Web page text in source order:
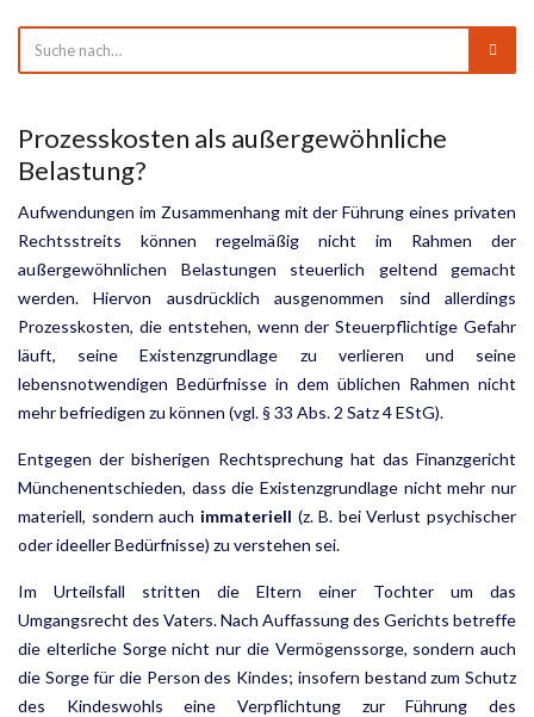
Prozesskosten als außergewöhnliche
Belastung?
Aufwendungen im Zusammenhang mit der Führung eines privaten
Rechtsstreits können regelmäßig nicht im Rahmen der
außergewöhnlichen Belastungen steuerlich geltend gemacht
werden. Hiervon ausdrücklich ausgenommen sind allerdings
Prozesskosten, die entstehen, wenn der Steuerpflichtige Gefahr
läuft, seine Existenzgrundlage zu verlieren und seine
lebensnotwendigen Bedürfnisse in dem üblichen Rahmen nicht
mehr befriedigen zu können (vgl. § 33 Abs. 2 Satz 4 EStG).
Entgegen der bisherigen Rechtsprechung hat das Finanzgericht
Münchenentschieden, dass die Existenz­grundlage nicht mehr nur
materiell, sondern auch immateriell (z. B. bei Verlust psychischer
oder ideeller Bedürfnisse) zu verstehen sei.
Im Urteilsfall stritten die Eltern einer Tochter um das
Umgangsrecht des Vaters. Nach Auffassung des Ge­richts betreffe
die elterliche Sorge nicht nur die Vermögenssorge, sondern auch
die Sorge für die Person des Kindes; insofern bestand zum Schutz
des Kindeswohls eine Verpflichtung zur Führung des